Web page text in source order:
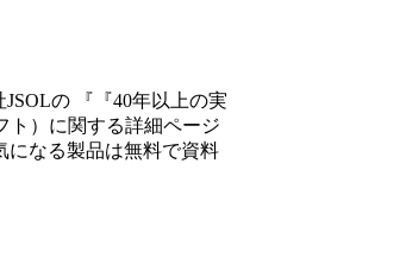
JSOLの 『 『40年以上の実
ト ）に関する詳細ページ
になる製品は無料で資料